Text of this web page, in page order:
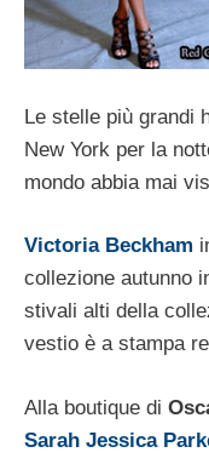
Le stelle più grandi
New York per la
mondo abbia mai
Victoria Beckham
collezione autunno
stivali alti della
vestio è a stampa
Alla boutique di
Sarah Jessica